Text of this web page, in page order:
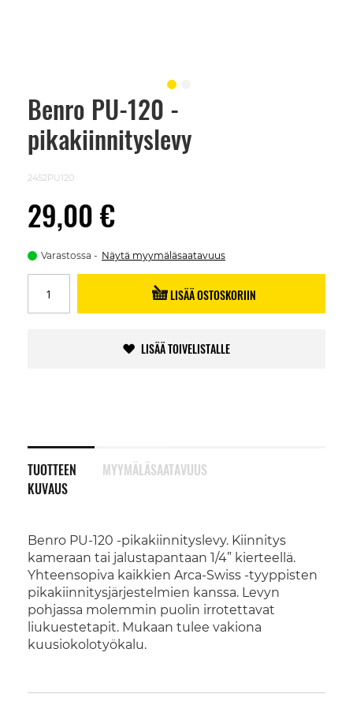
Benro PU-120 -
pikakiinnityslevy
2452PU120
29,00 €
Varastossa Näytä myymäläsaatavuus
LISÄÄ OSTOSKORIIN
LISÄÄ TOIVELISTALLE
TUOTTEEN
KUVAUS
Benro PU-120 -pikakiinnityslevy. Kiinnitys
kameraan tai jalustapantaan 1/4” kierteellä.
Yhteensopiva kaikkien Arca-Swiss -tyyppisten
pikakiinnitysjärjestelmien kanssa. Levyn
pohjassa molemmin puolin irrotettavat
liukuestetapit. Mukaan tulee vakiona
kuusiokolotyökalu.
MYYMÄLÄSAATAVUUS
Skip
beginning
images